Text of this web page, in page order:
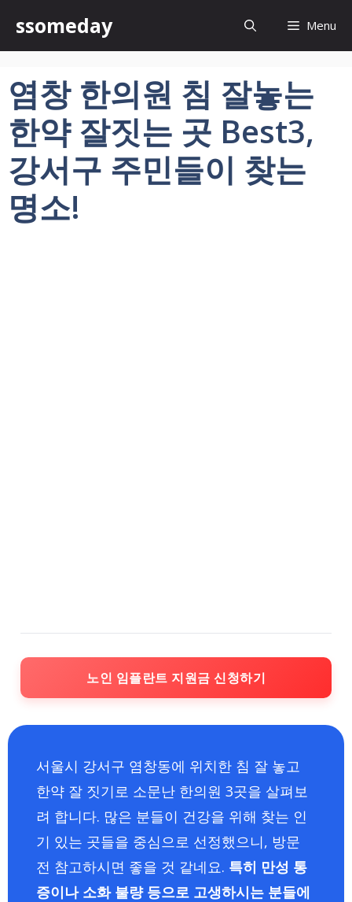
츠
건
뛰
ssomeday Menu
염창 한의원 침 잘놓는
한약 잘짓는 곳 Best3,
강서구 주민들이 찾는
명소!
노인 임플란트 지원금 신청하기
서울시 강서구 염창동에 위치한 침 잘 놓고
한약 잘 짓기로 소문난 한의원 3곳을 살펴보
려 합니다. 많은 분들이 건강을 위해 찾는 인
기 있는 곳들을 중심으로 선정했으니, 방문
전 참고하시면 좋을 것 같네요. 특히 만성 통
증이나 소화 불량 등으로 고생하시는 분들에